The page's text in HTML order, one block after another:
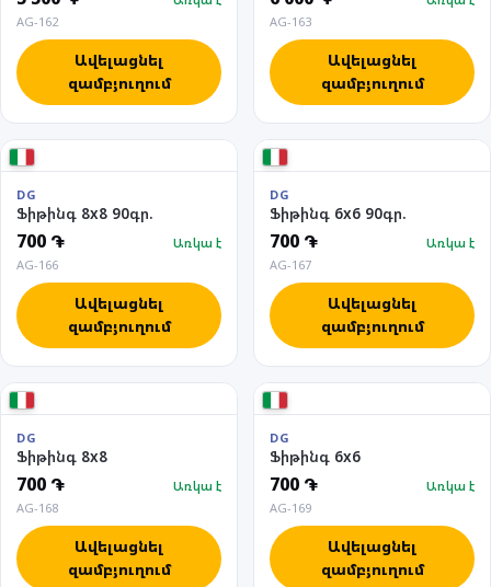
AG-162
Ավելացնել
զամբյուղում
AG-163
Ավելացնել
զամբյուղում
DG
Ֆիթինգ 8x8 90գր.
700 ֏
Առկա է
AG-166
Ավելացնել
զամբյուղում
DG
Ֆիթինգ 6x6 90գր.
700 ֏
Առկա է
AG-167
Ավելացնել
զամբյուղում
DG
Ֆիթինգ 8x8
700 ֏
Առկա է
AG-168
Ավելացնել
զամբյուղում
DG
Ֆիթինգ 6x6
700 ֏
Առկա է
AG-169
Ավելացնել
զամբյուղում